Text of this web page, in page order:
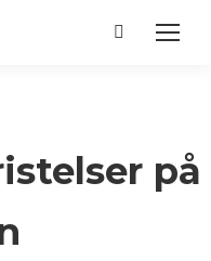
Search:
på